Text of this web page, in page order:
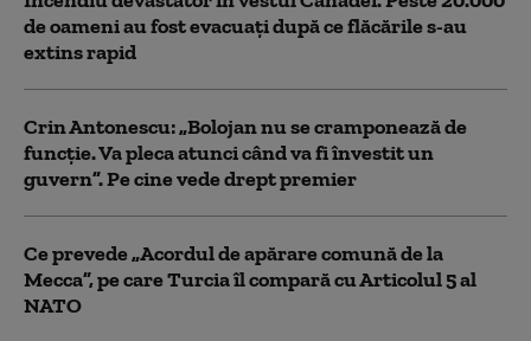
de oameni au fost evacuați după ce flăcările s-au
extins rapid
Crin Antonescu: „Bolojan nu se cramponează de
funcție. Va pleca atunci când va fi învestit un
guvern”. Pe cine vede drept premier
Ce prevede „Acordul de apărare comună de la
Mecca”, pe care Turcia îl compară cu Articolul 5 al
NATO